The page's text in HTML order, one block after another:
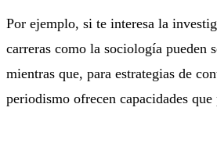
Por ejemplo, si te interesa la
carreras como la sociología pueden
mientras que, para estrategias de
periodismo ofrecen capacidades que